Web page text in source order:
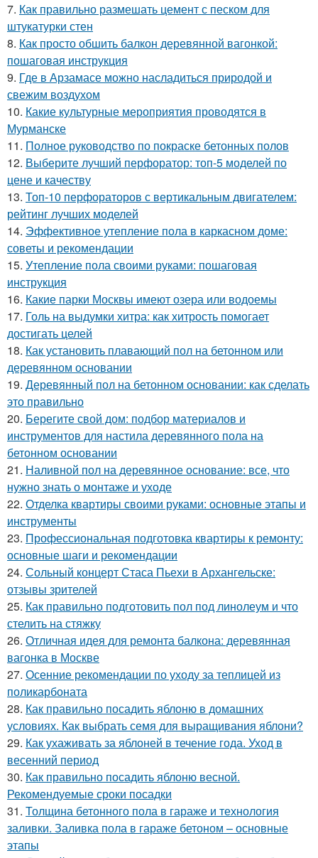
7. Как правильно размешать цемент с песком для
штукатурки стен
8. Как просто обшить балкон деревянной вагонкой:
пошаговая инструкция
9. Где в Арзамасе можно насладиться природой и
свежим воздухом
10. Какие культурные мероприятия проводятся в
Мурманске
11. Полное руководство по покраске бетонных полов
12. Выберите лучший перфоратор: топ-5 моделей по
цене и качеству
13. Топ-10 перфораторов с вертикальным двигателем:
рейтинг лучших моделей
14. Эффективное утепление пола в каркасном доме:
советы и рекомендации
15. Утепление пола своими руками: пошаговая
инструкция
16. Какие парки Москвы имеют озера или водоемы
17. Голь на выдумки хитра: как хитрость помогает
достигать целей
18. Как установить плавающий пол на бетонном или
деревянном основании
19. Деревянный пол на бетонном основании: как сделать
это правильно
20. Берегите свой дом: подбор материалов и
инструментов для настила деревянного пола на
бетонном основании
21. Наливной пол на деревянное основание: все, что
нужно знать о монтаже и уходе
22. Отделка квартиры своими руками: основные этапы и
инструменты
23. Профессиональная подготовка квартиры к ремонту:
основные шаги и рекомендации
24. Сольный концерт Стаса Пьехи в Архангельске:
отзывы зрителей
25. Как правильно подготовить пол под линолеум и что
стелить на стяжку
26. Отличная идея для ремонта балкона: деревянная
вагонка в Москве
27. Осенние рекомендации по уходу за теплицей из
поликарбоната
28. Как правильно посадить яблоню в домашних
условиях. Как выбрать семя для выращивания яблони?
29. Как ухаживать за яблоней в течение года. Уход в
весенний период
30. Как правильно посадить яблоню весной.
Рекомендуемые сроки посадки
31. Толщина бетонного пола в гараже и технология
заливки. Заливка пола в гараже бетоном – основные
этапы